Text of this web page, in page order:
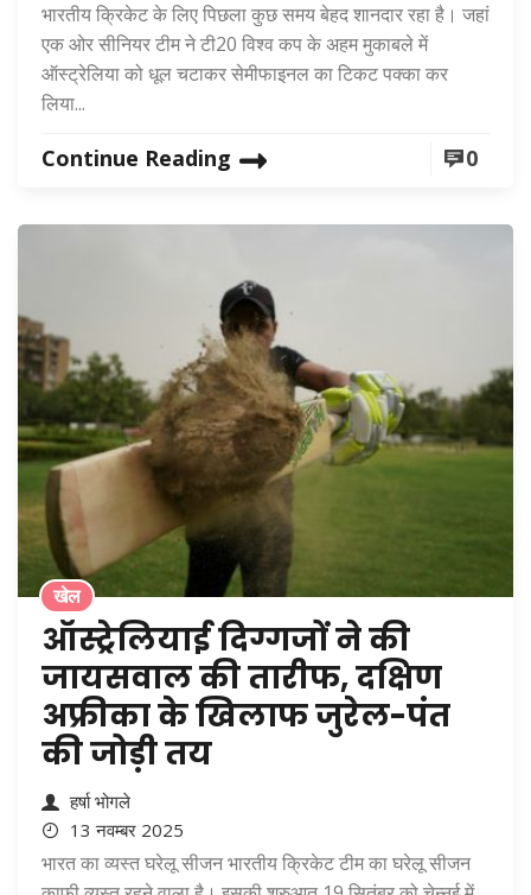
भारतीय क्रिकेट के लिए पिछला कुछ समय बेहद शानदार रहा है। जहां
एक ओर सीनियर टीम ने टी20 विश्व कप के अहम मुकाबले में
ऑस्ट्रेलिया को धूल चटाकर सेमीफाइनल का टिकट पक्का कर
लिया...
Continue Reading 0
खेल
ऑस्ट्रेलियाई दिग्गजों ने की
जायसवाल की तारीफ, दक्षिण
अफ्रीका के खिलाफ जुरेल-पंत
की जोड़ी तय
हर्षा भोगले
13 नवम्बर 2025
भारत का व्यस्त घरेलू सीजन भारतीय क्रिकेट टीम का घरेलू सीजन